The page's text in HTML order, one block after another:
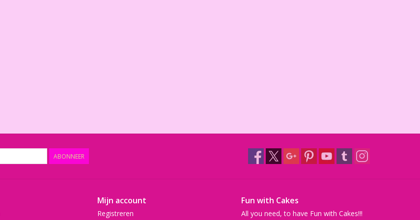
ABONNEER
Mijn account
Registreren
Fun with Cakes
All you need, to have Fun with Cakes!!!